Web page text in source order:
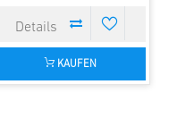
KAUFEN